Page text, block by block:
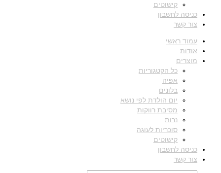
קישוטים
כניסה לחשבון
צור קשר
עמוד ראשי
אודות
מוצרים
כל הקטגוריות
אפיה
בלונים
יום הולדת לפי נושא
מסיבת רווקות
נרות
סוכריות לעוגה
קישוטים
כניסה לחשבון
צור קשר